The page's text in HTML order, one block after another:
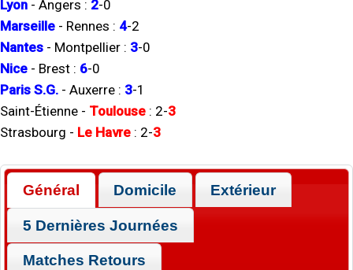
Lyon - Angers : 2-0
Marseille - Rennes : 4-2
Nantes - Montpellier : 3-0
Nice - Brest : 6-0
Paris S.G. - Auxerre : 3-1
Saint-Étienne - Toulouse : 2-3
Strasbourg - Le Havre : 2-3
Général Domicile Extérieur
5 Dernières Journées
Matches Retours